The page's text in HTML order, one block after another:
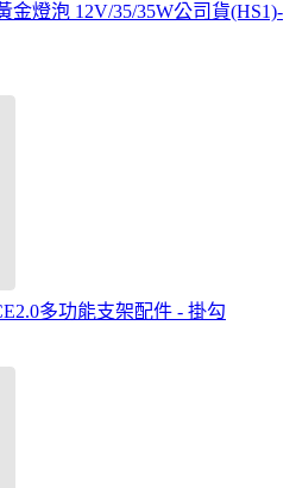
金燈泡 12V/35/35W公司貨(HS1)-
多功能支架配件 - 掛勾